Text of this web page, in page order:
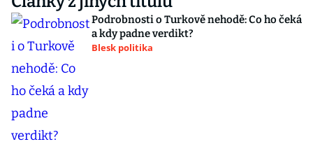
Podrobnosti o Turkově nehodě: Co ho čeká
a kdy padne verdikt?
Blesk politika